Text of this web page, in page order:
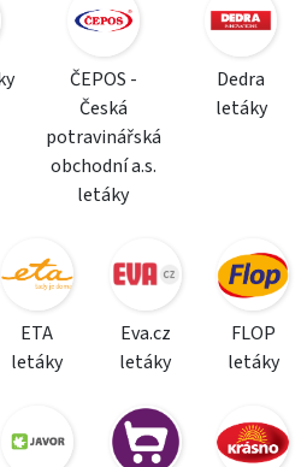
ČEPOS -
Česká
potravinářská
obchodní a.s.
letáky
Dedra
letáky
ETA
letáky
Eva.cz
letáky
FLOP
letáky